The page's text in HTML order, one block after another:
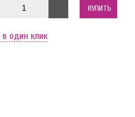
КУПИТЬ
в один клик